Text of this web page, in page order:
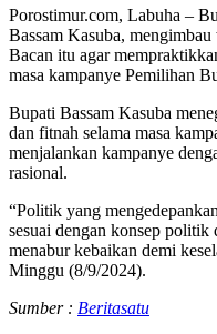
Porostimur.com, Labuha –
Bassam Kasuba,
Bacan itu agar
masa kampanye Pemilihan
Bupati Bassam Kasuba
dan fitnah selama masa
menjalankan kampanye
rasional.
“Politik yang
sesuai dengan konsep
menabur kebaikan demi
Minggu (8/9/2024).
Sumber : Beritasatu